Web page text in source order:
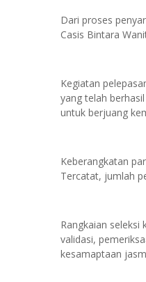
Dari proses
Casis Bintara
Kegiatan
yang telah
untuk berjuang
Keberangkatan
Tercatat, jumlah
Rangkaian
validasi,
kesamaptaan